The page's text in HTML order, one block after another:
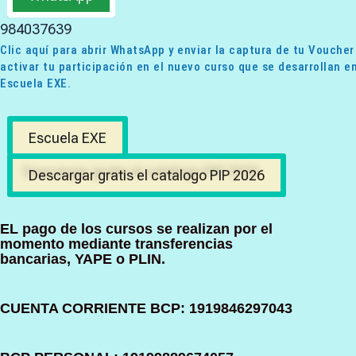
984037639
Clic aquí para abrir WhatsApp y enviar la captura de tu Voucher
activar tu participación en el nuevo curso que se desarrollan
Escuela EXE.
Escuela EXE
Descargar gratis el catalogo PIP 2026
EL pago de los cursos se realizan por el
momento mediante transferencias
bancarias, YAPE o PLIN.
CUENTA CORRIENTE BCP: 1919846297043